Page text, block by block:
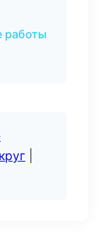
работы